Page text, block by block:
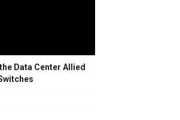
Data Center Allied